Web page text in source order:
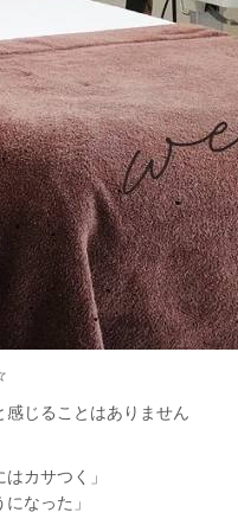
じることはありません
カサつく」
なった」